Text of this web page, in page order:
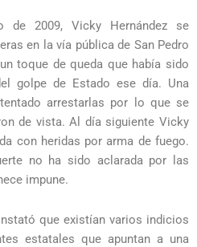
2009, Vicky Hernández se
en la vía pública de San Pedro
toque de queda que había sido
golpe de Estado ese día. Una
arrestarlas por lo que se
de vista. Al día siguiente Vicky
con heridas por arma de fuego.
no ha sido aclarada por las
impune.
que existían varios indicios
estatales que apuntan a una